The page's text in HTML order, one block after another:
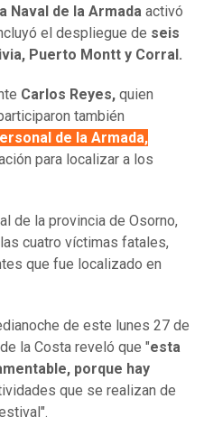
Naval de la Armada activó
el despliegue de seis
Puerto Montt y Corral.
Carlos Reyes, quien
también
de la Armada,
para localizar a los
de la provincia de Osorno,
cuatro víctimas fatales,
que fue localizado en
de este lunes 27 de
la Costa reveló que "esta
porque hay
que se realizan de